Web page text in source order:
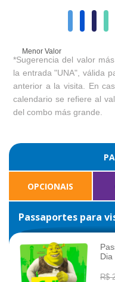
Menor Valor
*Sugerencia del valor
la entrada "UNA", válida
anterior a la visita. En
calendario se refiere al
del combo más grande.
OPCIONAIS
Passaportes para
INFO
Dia
R$